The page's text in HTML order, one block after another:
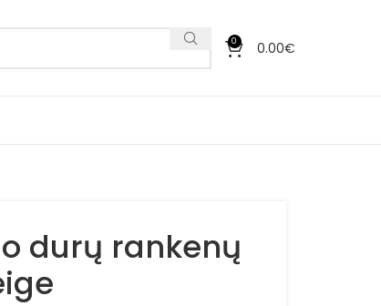
0 0.00€
durų rankenų